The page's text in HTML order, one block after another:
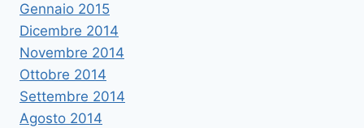
Gennaio 2015
Dicembre 2014
Novembre 2014
Ottobre 2014
Settembre 2014
Agosto 2014